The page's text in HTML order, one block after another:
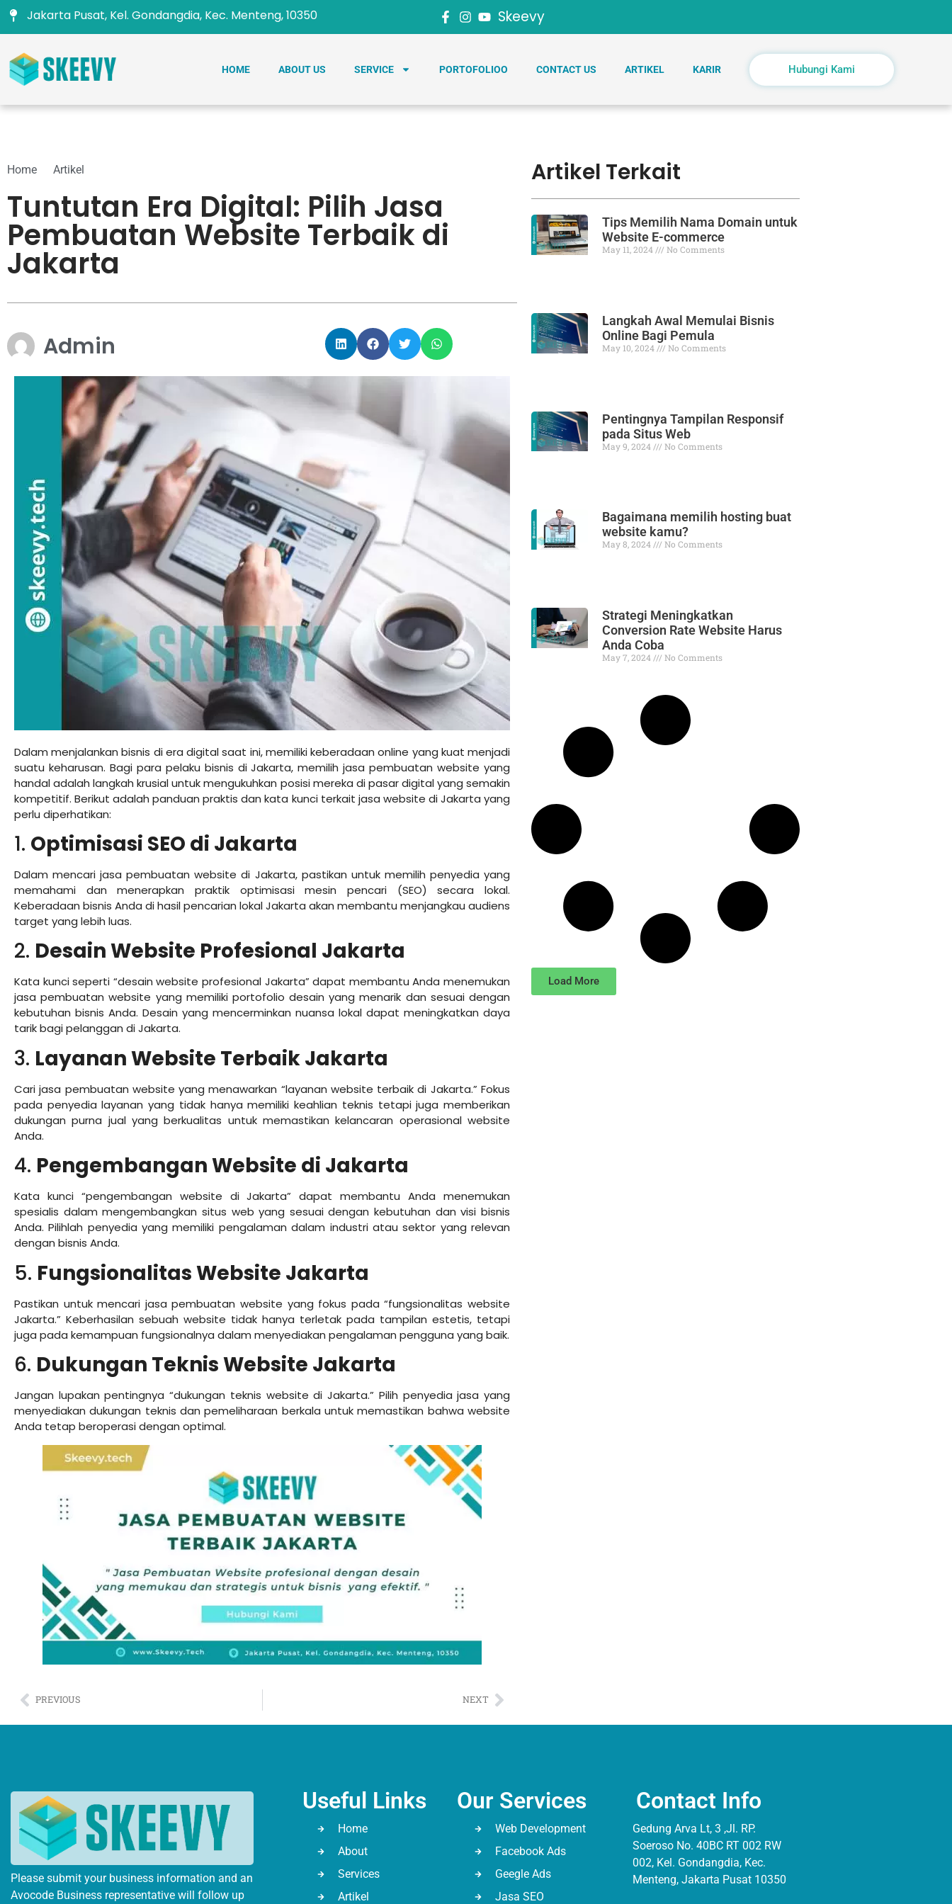
Jakarta Pusat, Kel. Gondangdia, Kec. Menteng, 10350 Skeevy
HOME ABOUT US SERVICE PORTOFOLIOO CONTACT US ARTIKEL KARIR Hubungi Kami
Home Artikel
Tuntutan Era Digital: Pilih Jasa
Pembuatan Website Terbaik di
Jakarta
Admin
Dalam menjalankan bisnis di era digital saat ini, memiliki keberadaan online yang kuat menjadi
suatu keharusan. Bagi para pelaku bisnis di Jakarta, memilih jasa pembuatan website yang
handal adalah langkah krusial untuk mengukuhkan posisi mereka di pasar digital yang semakin
kompetitif. Berikut adalah panduan praktis dan kata kunci terkait jasa website di Jakarta yang
perlu diperhatikan:
1. Optimisasi SEO di Jakarta
Dalam mencari jasa pembuatan website di Jakarta, pastikan untuk memilih penyedia yang
memahami dan menerapkan praktik optimisasi mesin pencari (SEO) secara lokal.
Keberadaan bisnis Anda di hasil pencarian lokal Jakarta akan membantu menjangkau audiens
target yang lebih luas.
2. Desain Website Profesional Jakarta
Kata kunci seperti “desain website profesional Jakarta” dapat membantu Anda menemukan
jasa pembuatan website yang memiliki portofolio desain yang menarik dan sesuai dengan
kebutuhan bisnis Anda. Desain yang mencerminkan nuansa lokal dapat meningkatkan daya
tarik bagi pelanggan di Jakarta.
3. Layanan Website Terbaik Jakarta
Cari jasa pembuatan website yang menawarkan “layanan website terbaik di Jakarta.” Fokus
pada penyedia layanan yang tidak hanya memiliki keahlian teknis tetapi juga memberikan
dukungan purna jual yang berkualitas untuk memastikan kelancaran operasional website
Anda.
4. Pengembangan Website di Jakarta
Kata kunci “pengembangan website di Jakarta” dapat membantu Anda menemukan
spesialis dalam mengembangkan situs web yang sesuai dengan kebutuhan dan visi bisnis
Anda. Pilihlah penyedia yang memiliki pengalaman dalam industri atau sektor yang relevan
dengan bisnis Anda.
5. Fungsionalitas Website Jakarta
Pastikan untuk mencari jasa pembuatan website yang fokus pada “fungsionalitas website
Jakarta.” Keberhasilan sebuah website tidak hanya terletak pada tampilan estetis, tetapi
juga pada kemampuan fungsionalnya dalam menyediakan pengalaman pengguna yang baik.
6. Dukungan Teknis Website Jakarta
Jangan lupakan pentingnya “dukungan teknis website di Jakarta.” Pilih penyedia jasa yang
menyediakan dukungan teknis dan pemeliharaan berkala untuk memastikan bahwa website
Anda tetap beroperasi dengan optimal.
PREVIOUS NEXT
Artikel Terkait
Tips Memilih Nama Domain untuk
Website E-commerce
May 11, 2024 No Comments
Langkah Awal Memulai Bisnis
Online Bagi Pemula
May 10, 2024 No Comments
Pentingnya Tampilan Responsif
pada Situs Web
May 9, 2024 No Comments
Bagaimana memilih hosting buat
website kamu?
May 8, 2024 No Comments
Strategi Meningkatkan
Conversion Rate Website Harus
Anda Coba
May 7, 2024 No Comments
Load More
Please submit your business information and an
Avocode Business representative will follow up
Useful Links
Home
About
Services
Artikel
Our Services
Web Development
Facebook Ads
Geegle Ads
Jasa SEO
Contact Info
Gedung Arva Lt, 3 ,Jl. RP.
Soeroso No. 40BC RT 002 RW
002, Kel. Gondangdia, Kec.
Menteng, Jakarta Pusat 10350